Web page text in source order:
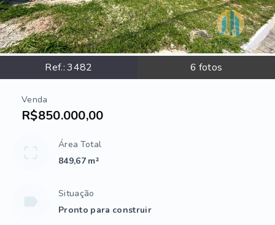
Ref.:3482 6 fotos
Venda
R$850.000,00
Área Total
849,67 m²
Situação
Pronto para construir